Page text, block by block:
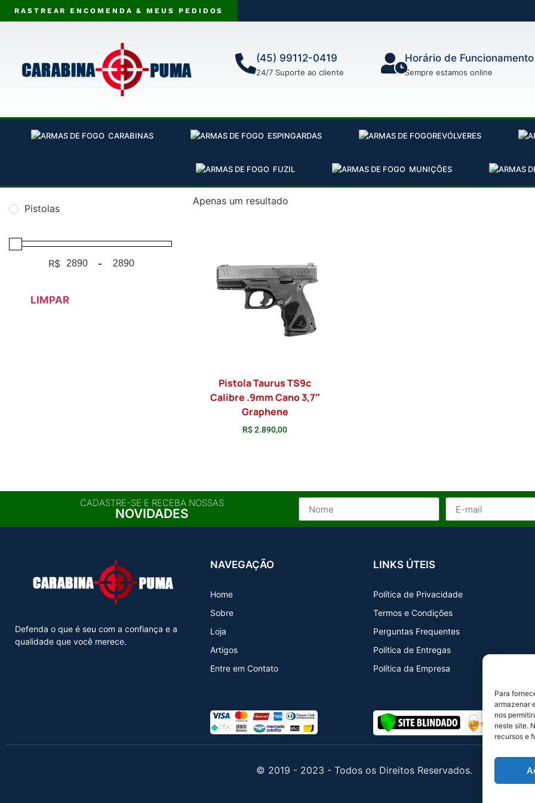
Para
armazenar
nos
neste site.
recursos e
RASTREAR ENCOMENDA & MEUS PEDIDOS
(45) 99112-0419
24/7 Suporte ao cliente
Horário de Funcionamento
Sempre estamos online
CARABINAS ESPINGARDAS REVÓLVERES
FUZIL MUNIÇÕES
Pistolas
R$ Minimum Price
-
Maximum Price
LIMPAR
Apenas um resultado
Pistola Taurus TS9c
Calibre .9mm Cano 3,7″
Graphene
R$2.890,00
CADASTRE-SE E RECEBA NOSSAS
NOVIDADES
Defenda o que é seu com a confiança e a
qualidade que você merece.
NAVEGAÇÃO
Home
Sobre
Loja
Artigos
Entre em Contato
LINKS ÚTEIS
Política de Privacidade
Termos e Condições
Perguntas Frequentes
Política de Entregas
Política da Empresa
© 2019 - 2023 - Todos os Direitos Reservados.